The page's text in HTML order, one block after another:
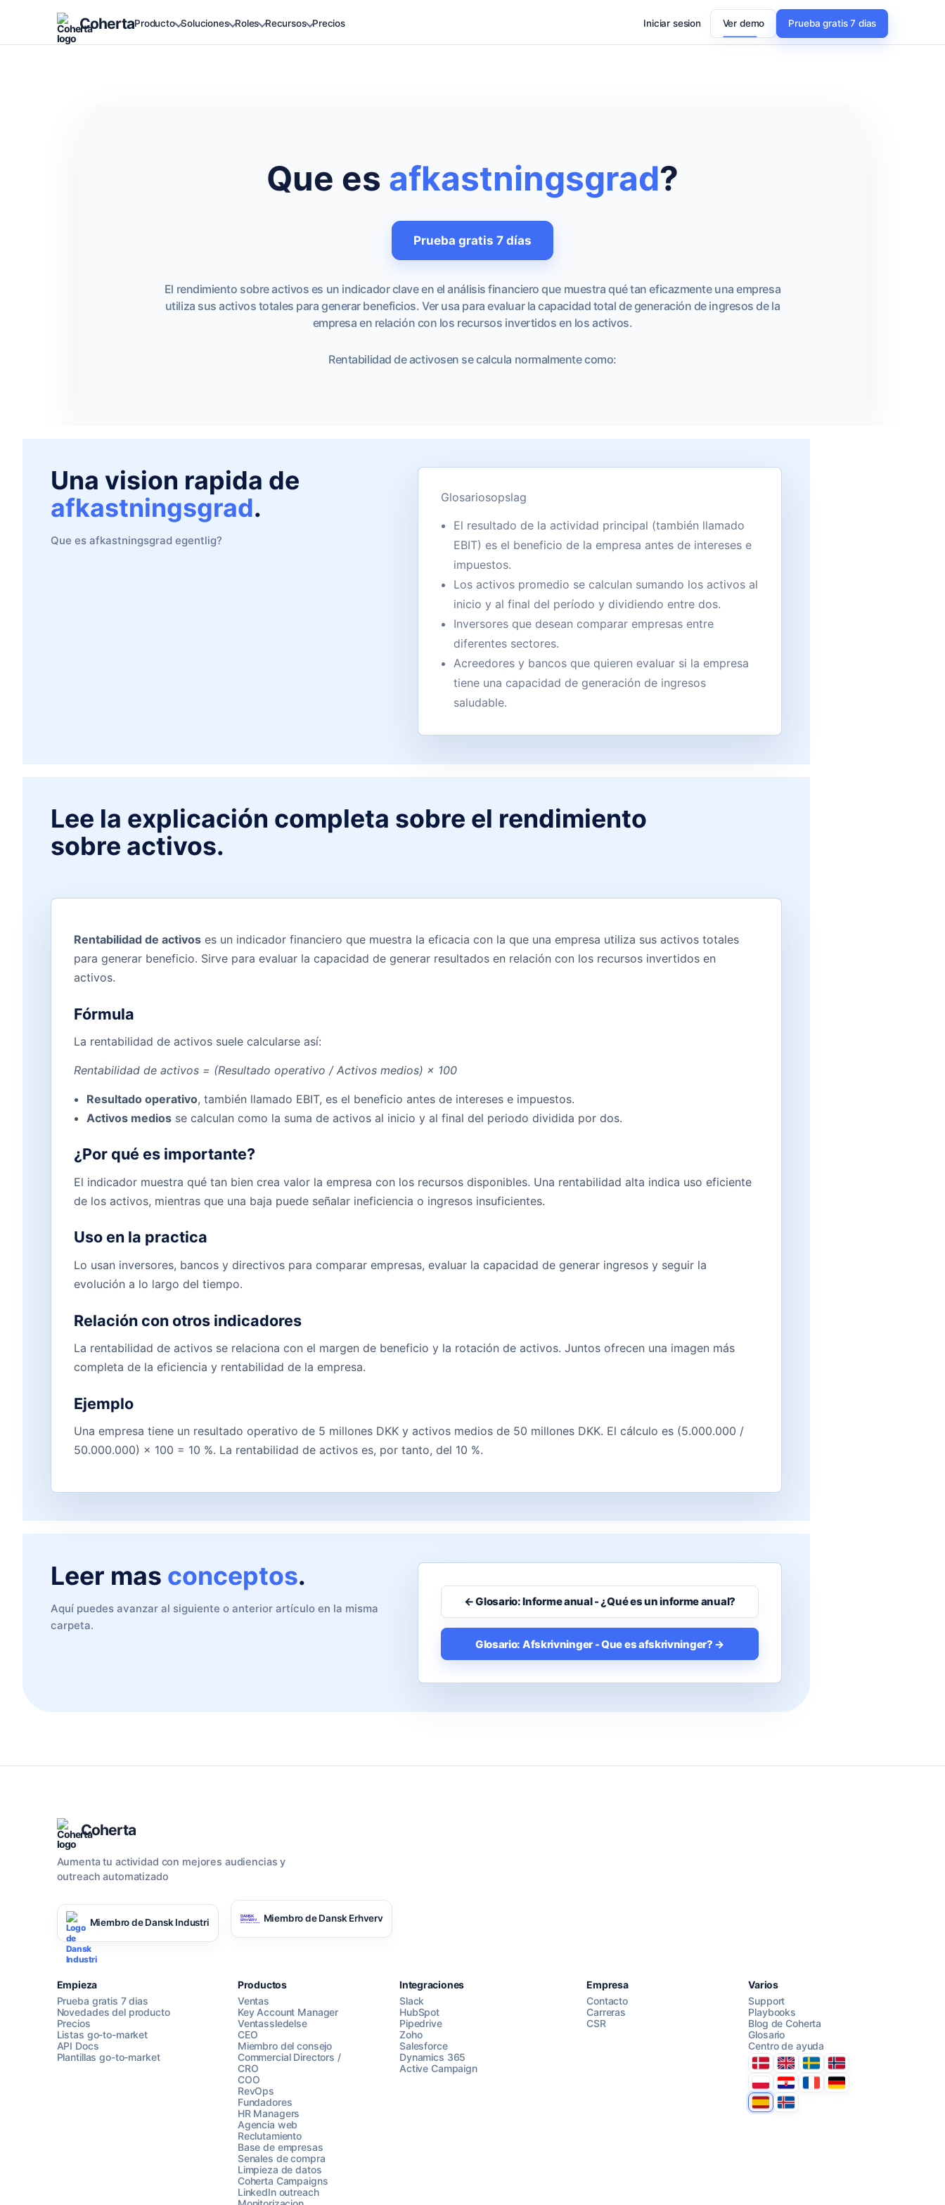
CohertaProducto Soluciones Roles Recursos Precios Iniciar sesion Ver demo Prueba gratis 7 dias
Que es afkastningsgrad?
Prueba gratis 7 días
El rendimiento sobre activos es un indicador clave en el análisis financiero que muestra qué tan eficazmente una empresa
utiliza sus activos totales para generar beneficios. Ver usa para evaluar la capacidad total de generación de ingresos de la
empresa en relación con los recursos invertidos en los activos.
Rentabilidad de activosen se calcula normalmente como:
Una vision rapida de
afkastningsgrad.
Que es afkastningsgrad egentlig?
Glosariosopslag
El resultado de la actividad principal (también llamado
EBIT) es el beneficio de la empresa antes de intereses e
impuestos.
Los activos promedio se calculan sumando los activos al
inicio y al final del período y dividiendo entre dos.
Inversores que desean comparar empresas entre
diferentes sectores.
Acreedores y bancos que quieren evaluar si la empresa
tiene una capacidad de generación de ingresos
saludable.
Lee la explicación completa sobre el rendimiento
sobre activos.
Rentabilidad de activos es un indicador financiero que muestra la eficacia con la que una empresa utiliza sus activos totales
para generar beneficio. Sirve para evaluar la capacidad de generar resultados en relación con los recursos invertidos en
activos.
Fórmula
La rentabilidad de activos suele calcularse así:
Rentabilidad de activos = (Resultado operativo / Activos medios) × 100
Resultado operativo, también llamado EBIT, es el beneficio antes de intereses e impuestos.
Activos mediosse calculan como la suma de activos al inicio y al final del periodo dividida por dos.
¿Por qué es importante?
El indicador muestra qué tan bien crea valor la empresa con los recursos disponibles. Una rentabilidad alta indica uso eficiente
de los activos, mientras que una baja puede señalar ineficiencia o ingresos insuficientes.
Uso en la practica
Lo usan inversores, bancos y directivos para comparar empresas, evaluar la capacidad de generar ingresos y seguir la
evolución a lo largo del tiempo.
Relación con otros indicadores
La rentabilidad de activos se relaciona con el margen de beneficio y la rotación de activos. Juntos ofrecen una imagen más
completa de la eficiencia y rentabilidad de la empresa.
Ejemplo
Una empresa tiene un resultado operativo de 5 millones DKK y activos medios de 50 millones DKK. El cálculo es (5.000.000 /
50.000.000) × 100 = 10 %. La rentabilidad de activos es, por tanto, del 10 %.
Leer mas conceptos.
Aquí puedes avanzar al siguiente o anterior artículo en la misma
carpeta.
← Glosario: Informe anual - ¿Qué es un informe anual?
Glosario: Afskrivninger - Que es afskrivninger? →
AI Campaign Assist Chat with us
Coherta
Aumenta tu actividad con mejores audiencias y
outreach automatizado
Miembro de Dansk Industri Miembro de Dansk Erhverv
Empieza
Prueba gratis 7 dias
Novedades del producto
Precios
Listas go-to-market
API Docs
Plantillas go-to-market
Productos
Ventas
Key Account Manager
Ventassledelse
CEO
Miembro del consejo
Commercial Directors /
CRO
COO
RevOps
Fundadores
HR Managers
Agencia web
Reclutamiento
Base de empresas
Senales de compra
Limpieza de datos
Coherta Campaigns
LinkedIn outreach
Integraciones
Slack
HubSpot
Pipedrive
Zoho
Salesforce
Dynamics 365
Active Campaign
Empresa
Contacto
Carreras
CSR
Varios
Support
Playbooks
Blog de Coherta
Glosario
Centro de ayuda
DanmarkUnited Kingdom
SverigeNorge
PolskaHrvatskaFranceDeutschland
EspanaÍsland